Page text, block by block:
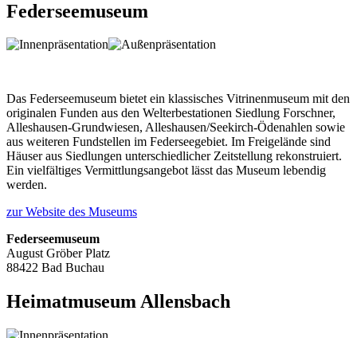
Federseemuseum
Das Federseemuseum bietet ein klassisches Vitrinenmuseum mit den
originalen Funden aus den Welterbestationen Siedlung Forschner,
Alleshausen-Grundwiesen, Alleshausen/Seekirch-Ödenahlen sowie
aus weiteren Fundstellen im Federseegebiet. Im Freigelände sind
Häuser aus Siedlungen unterschiedlicher Zeitstellung rekonstruiert.
Ein vielfältiges Vermittlungsangebot lässt das Museum lebendig
werden.
zur Website des Museums
Federseemuseum
August Gröber Platz
88422 Bad Buchau
Heimatmuseum Allensbach